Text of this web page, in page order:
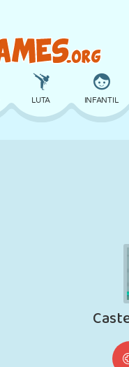
LUTA INFANTIL